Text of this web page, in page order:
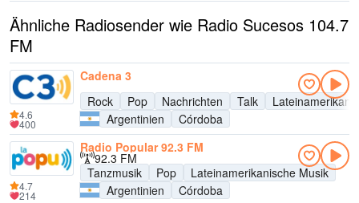
Ähnliche Radiosender wie Radio Sucesos 104.7
FM
Cadena 3
Rock
Pop Nachrichten Talk
Argentinien
Córdoba
4.6
400
Radio Popular 92.3 FM
92.3 FM
Tanzmusik
Pop
Lateinamerikanische Musik
Argentinien
Córdoba
4.7
214